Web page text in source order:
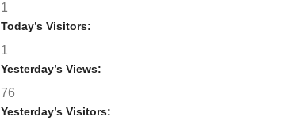
1
Today’s Visitors:
1
Yesterday’s Views:
76
Yesterday’s Visitors: